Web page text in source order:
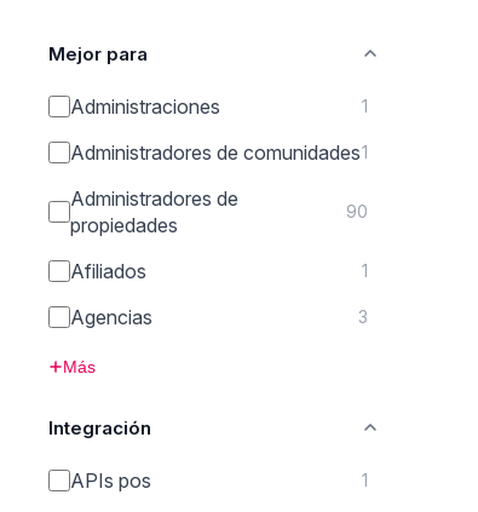
Mejor para
Administraciones 1
Administradores de comunidades1
Administradores de
propiedades
90
Afiliados 1
Agencias 3
Más
Integración
APIs pos 1